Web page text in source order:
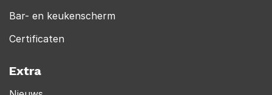
Bar- en keukenscherm
Certificaten
Extra